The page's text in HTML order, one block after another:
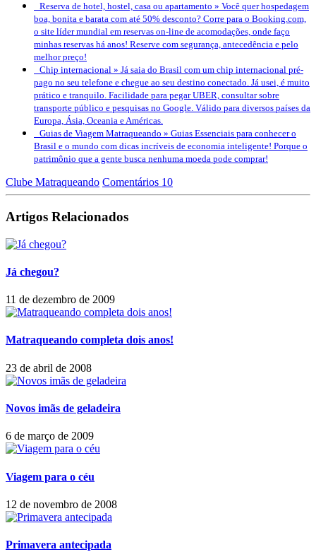
Reserva de hotel, hostel, casa ou apartamento » Você quer hospedagem
boa, bonita e barata com até 50% desconto? Corre para o Booking.com,
o site líder mundial em reservas on-line de acomodações, onde faço
minhas reservas há anos! Reserve com segurança, antecedência e pelo
melhor preço!
Chip internacional » Já saia do Brasil com um chip internacional pré-
pago no seu telefone e chegue ao seu destino conectado. Já usei, é muito
prático e tranquilo. Facilidade para pegar UBER, consultar sobre
transporte público e pesquisas no Google. Válido para diversos países da
Europa, Ásia, Oceania e Américas.
Guias de Viagem Matraqueando » Guias Essenciais para conhecer o
Brasil e o mundo com dicas incríveis de economia inteligente! Porque o
patrimônio que a gente busca nenhuma moeda pode comprar!
Clube Matraqueando Comentários 10
Artigos Relacionados
Já chegou?
11 de dezembro de 2009
Matraqueando completa dois anos!
23 de abril de 2008
Novos imãs de geladeira
6 de março de 2009
Viagem para o céu
12 de novembro de 2008
Primavera antecipada